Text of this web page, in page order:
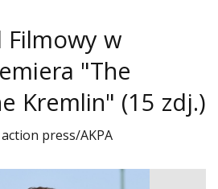
Filmowy w
"The
Kremlin" (15 zdj.)
press/AKPA